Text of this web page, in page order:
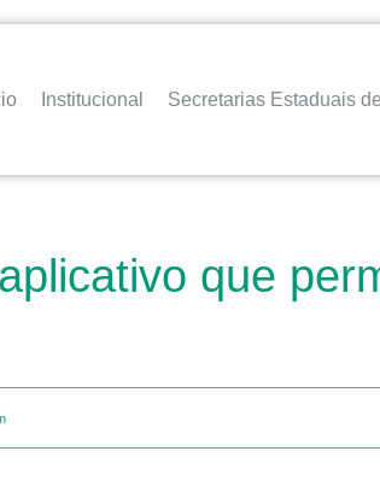
Institucional Secretarias Estaduais
que